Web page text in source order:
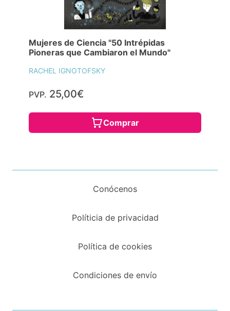
Mujeres de Ciencia "50 Intrépidas
Pioneras que Cambiaron el Mundo"
RACHEL IGNOTOFSKY
PVP. 25,00€
Comprar
Conócenos
Políticia de privacidad
Política de cookies
Condiciones de envío